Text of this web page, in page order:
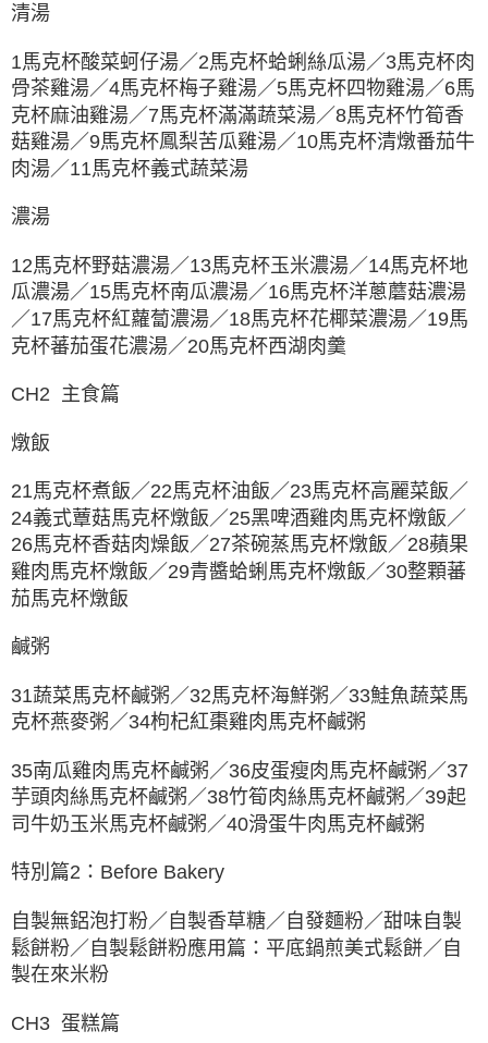
清湯
1馬克杯酸菜蚵仔湯／2馬克杯蛤蜊絲瓜湯／3馬克杯肉
骨茶雞湯／4馬克杯梅子雞湯／5馬克杯四物雞湯／6馬
克杯麻油雞湯／7馬克杯滿滿蔬菜湯／8馬克杯竹筍香
菇雞湯／9馬克杯鳳梨苦瓜雞湯／10馬克杯清燉番茄牛
肉湯／11馬克杯義式蔬菜湯
濃湯
12馬克杯野菇濃湯／13馬克杯玉米濃湯／14馬克杯地
瓜濃湯／15馬克杯南瓜濃湯／16馬克杯洋蔥蘑菇濃湯
／17馬克杯紅蘿蔔濃湯／18馬克杯花椰菜濃湯／19馬
克杯蕃茄蛋花濃湯／20馬克杯西湖肉羹
CH2 主食篇
燉飯
21馬克杯煮飯／22馬克杯油飯／23馬克杯高麗菜飯／
24義式蕈菇馬克杯燉飯／25黑啤酒雞肉馬克杯燉飯／
26馬克杯香菇肉燥飯／27茶碗蒸馬克杯燉飯／28蘋果
雞肉馬克杯燉飯／29青醬蛤蜊馬克杯燉飯／30整顆蕃
茄馬克杯燉飯
鹹粥
31蔬菜馬克杯鹹粥／32馬克杯海鮮粥／33鮭魚蔬菜馬
克杯燕麥粥／34枸杞紅棗雞肉馬克杯鹹粥
35南瓜雞肉馬克杯鹹粥／36皮蛋瘦肉馬克杯鹹粥／37
芋頭肉絲馬克杯鹹粥／38竹筍肉絲馬克杯鹹粥／39起
司牛奶玉米馬克杯鹹粥／40滑蛋牛肉馬克杯鹹粥
特別篇2：Before Bakery
自製無鋁泡打粉／自製香草糖／自發麵粉／甜味自製
鬆餅粉／自製鬆餅粉應用篇：平底鍋煎美式鬆餅／自
製在來米粉
CH3 蛋糕篇